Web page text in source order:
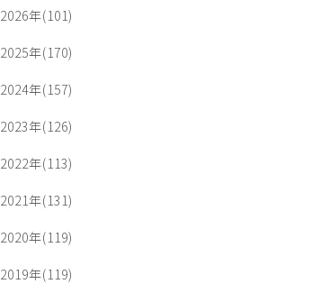
2026年(101)
2025年(170)
2024年(157)
2023年(126)
2022年(113)
2021年(131)
2020年(119)
2019年(119)